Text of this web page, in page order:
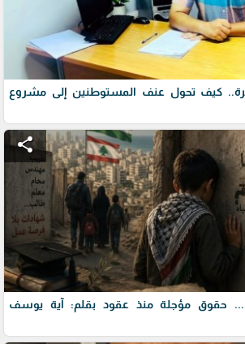
كيف تحول عنف المستوطنين إلى مشروع
share
حقوق مؤجلة منذ عقود بقلم: آية يوسف